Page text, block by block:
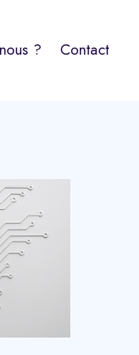
? Contact